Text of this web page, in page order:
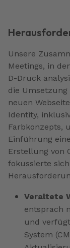
Unsere
Meetings, in
D-Druck
die
neuen
Identity,
Farbkonzepts,
Einführung
Erstellung von
fokussierte
Veraltete
entsprach
und
System